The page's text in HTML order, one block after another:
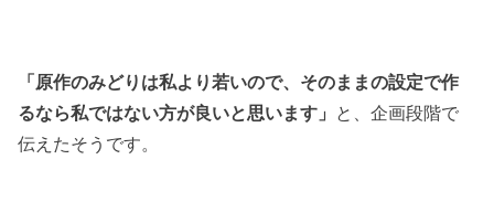
「原作のみどりは私より若いので、そのままの設定で作
るなら私ではない方が良いと思います」 と、企画段階で
伝えたそうです。